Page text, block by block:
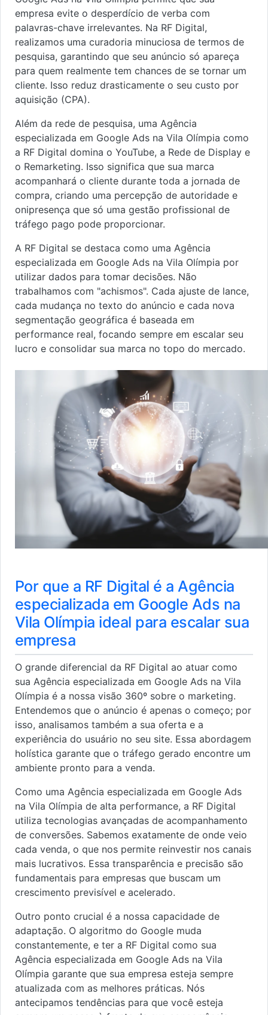
empresa evite o desperdício de verba com
palavras-chave irrelevantes. Na RF Digital,
realizamos uma curadoria minuciosa de termos de
pesquisa, garantindo que seu anúncio só apareça
para quem realmente tem chances de se tornar um
cliente. Isso reduz drasticamente o seu custo por
aquisição (CPA).
Além da rede de pesquisa, uma Agência
especializada em Google Ads na Vila Olímpia como
a RF Digital domina o YouTube, a Rede de Display e
o Remarketing. Isso significa que sua marca
acompanhará o cliente durante toda a jornada de
compra, criando uma percepção de autoridade e
onipresença que só uma gestão profissional de
tráfego pago pode proporcionar.
A RF Digital se destaca como uma Agência
especializada em Google Ads na Vila Olímpia por
utilizar dados para tomar decisões. Não
trabalhamos com "achismos". Cada ajuste de lance,
cada mudança no texto do anúncio e cada nova
segmentação geográfica é baseada em
performance real, focando sempre em escalar seu
lucro e consolidar sua marca no topo do mercado.
Por que a RF Digital é a Agência
especializada em Google Ads na
Vila Olímpia ideal para escalar sua
empresa
O grande diferencial da RF Digital ao atuar como
sua Agência especializada em Google Ads na Vila
Olímpia é a nossa visão 360º sobre o marketing.
Entendemos que o anúncio é apenas o começo; por
isso, analisamos também a sua oferta e a
experiência do usuário no seu site. Essa abordagem
holística garante que o tráfego gerado encontre um
ambiente pronto para a venda.
Como uma Agência especializada em Google Ads
na Vila Olímpia de alta performance, a RF Digital
utiliza tecnologias avançadas de acompanhamento
de conversões. Sabemos exatamente de onde veio
cada venda, o que nos permite reinvestir nos canais
mais lucrativos. Essa transparência e precisão são
fundamentais para empresas que buscam um
crescimento previsível e acelerado.
Outro ponto crucial é a nossa capacidade de
adaptação. O algoritmo do Google muda
constantemente, e ter a RF Digital como sua
Agência especializada em Google Ads na Vila
Olímpia garante que sua empresa esteja sempre
atualizada com as melhores práticas. Nós
antecipamos tendências para que você esteja